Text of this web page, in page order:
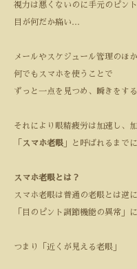
視力は悪くないのに手元のピント
目が何だか痛い…
メールやスケジュール管理のほ
何でもスマホを使うことで
ずっと一点を見つめ、瞬きをす
それにより眼精疲労は加速し、
スマホ老眼 」と呼ばれるまでに
スマホ老眼とは？
スマホ老眼は普通の老眼とは逆
「目のピント調節機能の異常」
つまり「近くが見える老眼」